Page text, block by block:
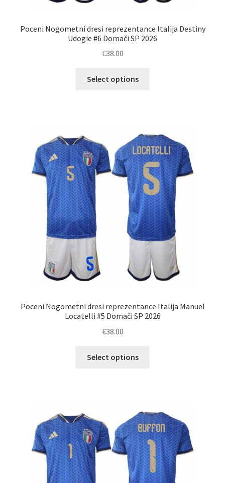
Poceni Nogometni dresi reprezentance Italija Destiny
Udogie #6 Domači SP 2026
€38.00
Select options
Možnosti
lahko
izberete
na
strani
izdelka
Poceni Nogometni dresi reprezentance Italija Manuel
Locatelli #5 Domači SP 2026
€38.00
Select options
Možnosti
lahko
izberete
na
strani
izdelka